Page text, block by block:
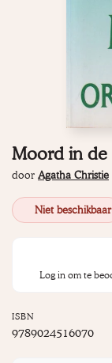
Moord in de
door Agatha Christie
Niet beschikbaar
Log in om te
ISBN
9789024516070